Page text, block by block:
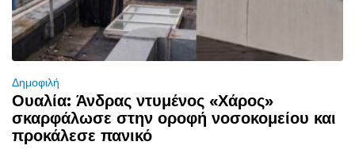
Δημοφιλή
Ουαλία: Άνδρας ντυμένος «Χάρος»
σκαρφάλωσε στην οροφή νοσοκομείου και
προκάλεσε πανικό